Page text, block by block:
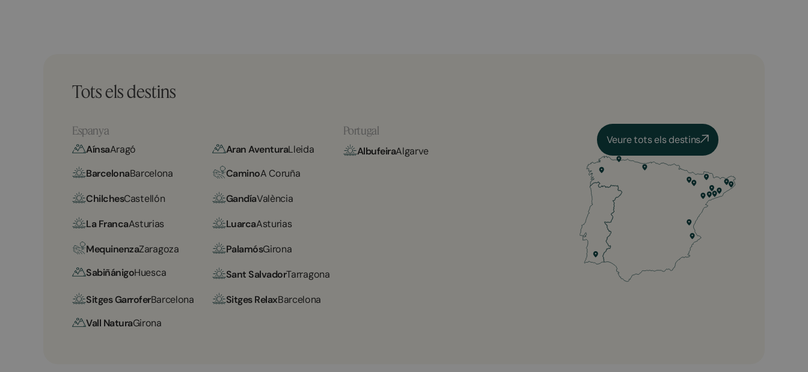
Tots els destins
Espanya
AínsaAragó Aran AventuraLleida
BarcelonaBarcelona CaminoA Coruña
ChilchesCastellón GandíaValència
La FrancaAsturias LuarcaAsturias
MequinenzaZaragoza PalamósGirona
SabiñánigoHuesca Sant SalvadorTarragona
Sitges GarroferBarcelona Sitges RelaxBarcelona
Vall NaturaGirona
Portugal
AlbufeiraAlgarve
Veure tots els destins